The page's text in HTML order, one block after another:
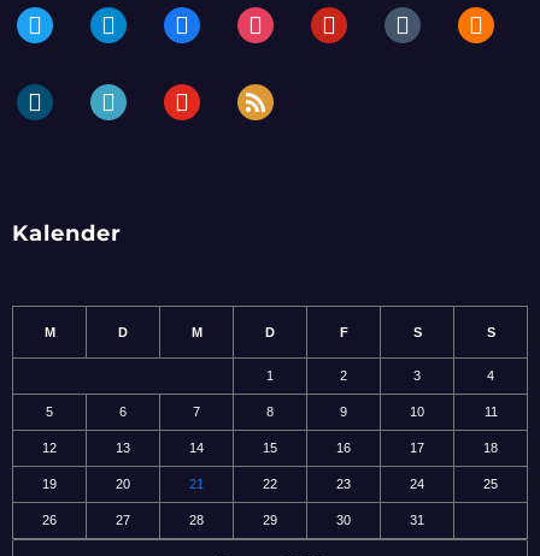
twitter telegramfacebookinstagrampinteresttumblr blogger
dailymotionperiscopeyoutube rss
Kalender
M D M D F S S
1 2 3 4
5 6 7 8 9 10 11
12 13 14 15 16 17 18
19 20 21 22 23 24 25
26 27 28 29 30 31